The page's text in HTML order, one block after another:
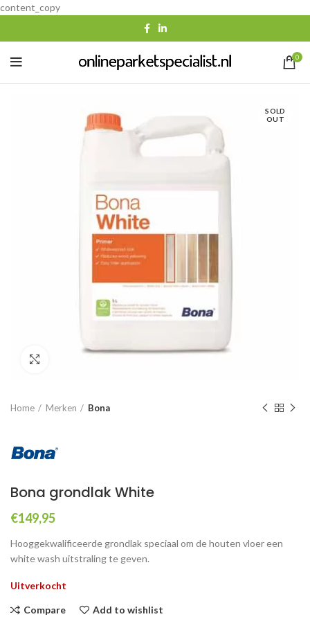
content_copy
0
SOLD
OUT
Home Merken Bona
Bona grondlak White
€149,95
Hooggekwalificeerde grondlak speciaal om de houten vloer een
white wash uitstraling te geven.
Uitverkocht
Compare Add to wishlist